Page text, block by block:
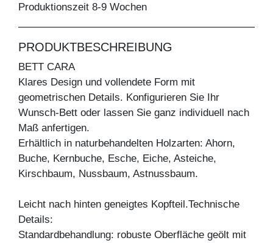
Produktionszeit 8-9 Wochen
PRODUKTBESCHREIBUNG
BETT CARA
Klares Design und vollendete Form mit
geometrischen Details. Konfigurieren Sie Ihr
Wunsch-Bett oder lassen Sie ganz individuell nach
Maß anfertigen.
Erhältlich in naturbehandelten Holzarten: Ahorn,
Buche, Kernbuche, Esche, Eiche, Asteiche,
Kirschbaum, Nussbaum, Astnussbaum.
Leicht nach hinten geneigtes Kopfteil.Technische
Details:
Standardbehandlung: robuste Oberfläche geölt mit